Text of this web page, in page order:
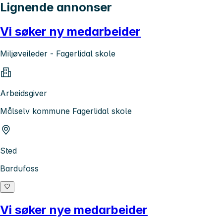
Lignende annonser
Vi søker ny medarbeider
Miljøveileder - Fagerlidal skole
Arbeidsgiver
Målselv kommune Fagerlidal skole
Sted
Bardufoss
Vi søker nye medarbeider